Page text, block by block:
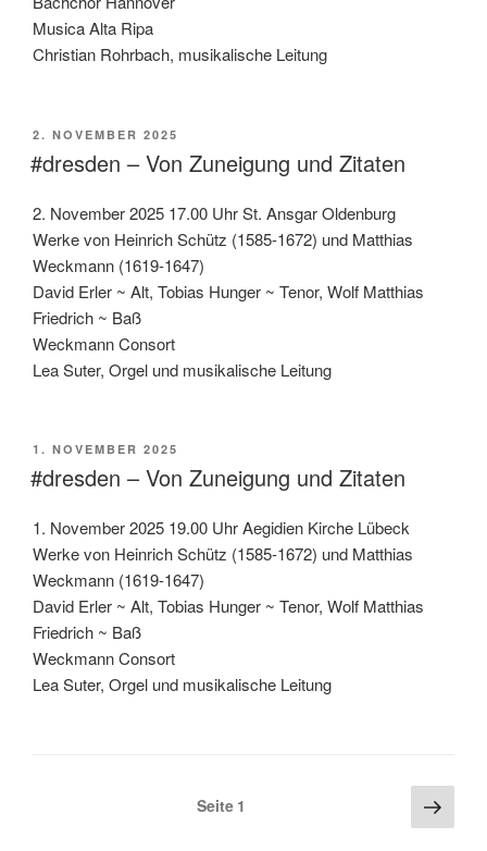
Musica Alta Ripa
Christian Rohrbach, musikalische Leitung
VERÖFFENTLICHT
AM
2. NOVEMBER 2025
#dresden – Von Zuneigung und Zitaten
2. November 2025 17.00 Uhr St. Ansgar Oldenburg
Werke von Heinrich Schütz (1585-1672) und Matthias
Weckmann (1619-1647)
David Erler ~ Alt, Tobias Hunger ~ Tenor, Wolf Matthias
Friedrich ~ Baß
Weckmann Consort
Lea Suter, Orgel und musikalische Leitung
VERÖFFENTLICHT
AM
1. NOVEMBER 2025
#dresden – Von Zuneigung und Zitaten
1. November 2025 19.00 Uhr Aegidien Kirche Lübeck
Werke von Heinrich Schütz (1585-1672) und Matthias
Weckmann (1619-1647)
David Erler ~ Alt, Tobias Hunger ~ Tenor, Wolf Matthias
Friedrich ~ Baß
Weckmann Consort
Lea Suter, Orgel und musikalische Leitung
Seitennummerierung
Seite 1
Seite